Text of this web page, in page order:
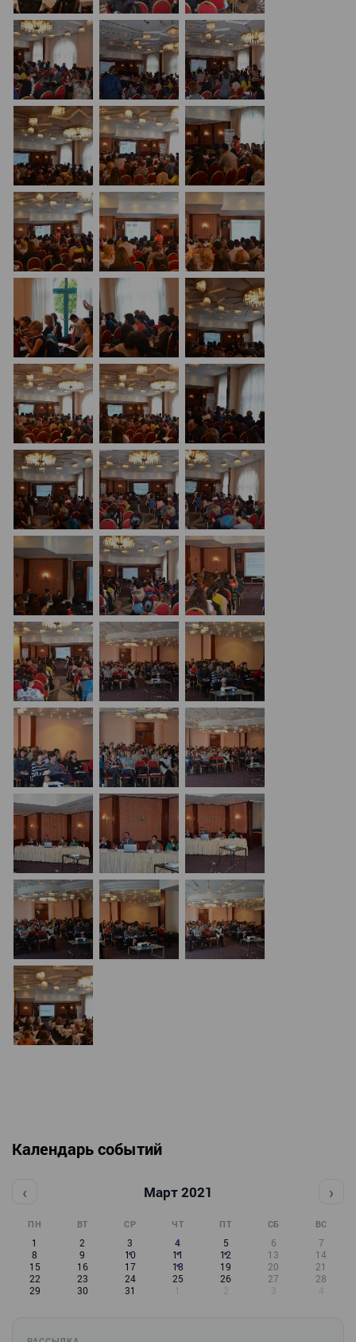
Календарь событий
‹ Март 2021 ›
ПН ВТ СР ЧТ ПТ СБ ВС
1 2 3 4 5 6
7
8
9 10 11 12 13
14
15
16 17 18 19 20
21
22
23 24 25 26 27
28
29
30 31 1 2 3 4